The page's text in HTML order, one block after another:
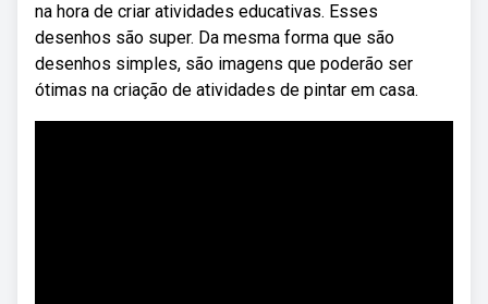
na hora de criar atividades educativas. Esses
desenhos são super. Da mesma forma que são
desenhos simples, são imagens que poderão ser
ótimas na criação de atividades de pintar em casa.